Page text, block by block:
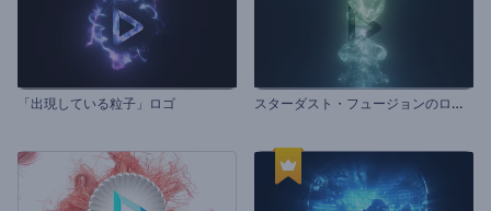
「出現している粒子」ロゴ ス
ターダスト・フュージョンのロゴ動画